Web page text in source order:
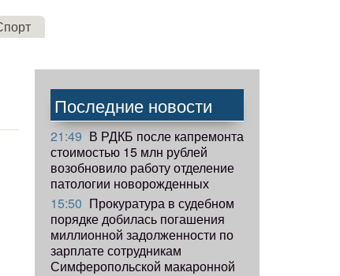
Последние новости
21:49 В РДКБ после капремонта
стоимостью 15 млн рублей
возобновило работу отделение
патологии новорожденных
15:50 Прокуратура в судебном
порядке добилась погашения
миллионной задолженности по
зарплате сотрудникам
Симферопольской макаронной